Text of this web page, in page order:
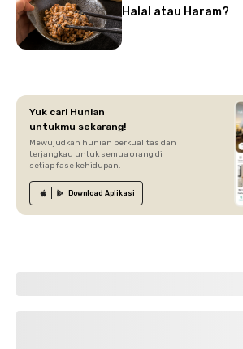
Halal atau Haram?
Yuk cari Hunian
untukmu sekarang!
Mewujudkan hunian berkualitas dan
terjangkau untuk semua orang di
setiap fase kehidupan.
Download Aplikasi